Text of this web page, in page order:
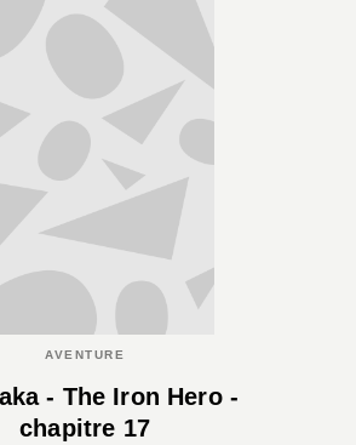
AVENTURE
- The Iron Hero -
chapitre 17